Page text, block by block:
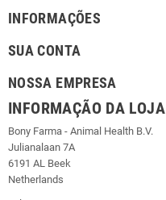
INFORMAÇÕES
SUA CONTA
NOSSA EMPRESA
INFORMAÇÃO DA LOJA
Bony Farma - Animal Health B.V.
Julianalaan 7A
6191 AL Beek
Netherlands